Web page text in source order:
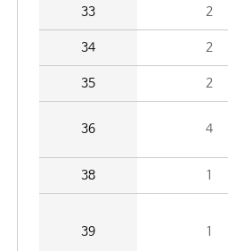
33 2
34 2
35 2
36 4
38 1
39 1